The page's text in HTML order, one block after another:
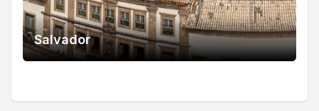
Salvador